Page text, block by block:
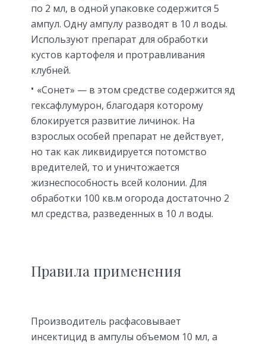
по 2 мл, в одной упаковке содержится 5
ампул. Одну ампулу разводят в 10 л воды.
Используют препарат для обработки
кустов картофеля и протравливания
клубней.
«Сонет» — в этом средстве содержится яд
гексафлумурон, благодаря которому
блокируется развитие личинок. На
взрослых особей препарат не действует,
но так как ликвидируется потомство
вредителей, то и уничтожается
жизнеспособность всей колонии. Для
обработки 100 кв.м огорода достаточно 2
мл средства, разведенных в 10 л воды.
Правила применения
Производитель расфасовывает
инсектицид в ампулы объемом 10 мл, а